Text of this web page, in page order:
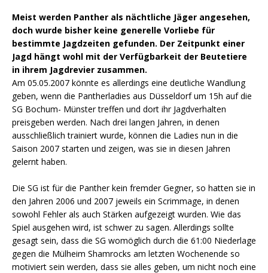
Meist werden Panther als nächtliche Jäger angesehen,
doch wurde bisher keine generelle Vorliebe für
bestimmte Jagdzeiten gefunden. Der Zeitpunkt einer
Jagd hängt wohl mit der Verfügbarkeit der Beutetiere
in ihrem Jagdrevier zusammen.
Am 05.05.2007 könnte es allerdings eine deutliche Wandlung
geben, wenn die Pantherladies aus Düsseldorf um 15h auf die
SG Bochum- Münster treffen und dort ihr Jagdverhalten
preisgeben werden. Nach drei langen Jahren, in denen
ausschließlich trainiert wurde, können die Ladies nun in die
Saison 2007 starten und zeigen, was sie in diesen Jahren
gelernt haben.
Die SG ist für die Panther kein fremder Gegner, so hatten sie in
den Jahren 2006 und 2007 jeweils ein Scrimmage, in denen
sowohl Fehler als auch Stärken aufgezeigt wurden. Wie das
Spiel ausgehen wird, ist schwer zu sagen. Allerdings sollte
gesagt sein, dass die SG womöglich durch die 61:00 Niederlage
gegen die Mülheim Shamrocks am letzten Wochenende so
motiviert sein werden, dass sie alles geben, um nicht noch eine